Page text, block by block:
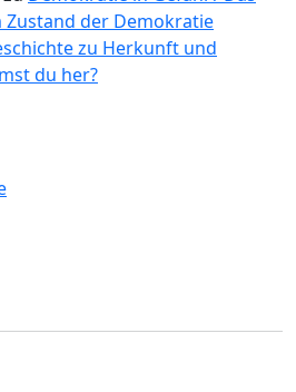
Zustand der Demokratie
zu Herkunft und
du her?